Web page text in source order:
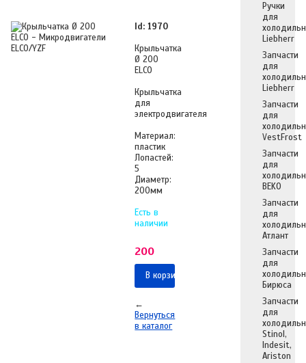
Ручки
для
Liebherr
Запчасти
для
Liebherr
Запчасти
для
VestFrost
Запчасти
для
BEKO
Запчасти
для
Атлант
Запчасти
для
Бирюса
Запчасти
для
Stinol,
Indesit,
Ariston
Id: 1970
Крыльчатка
Ø 200
ELCO
Крыльчатка
для
электродвигателя
Материал:
пластик
Лопастей:
5
Диаметр:
200мм
Есть в
наличии
200
В корзину
←
Вернуться
в каталог